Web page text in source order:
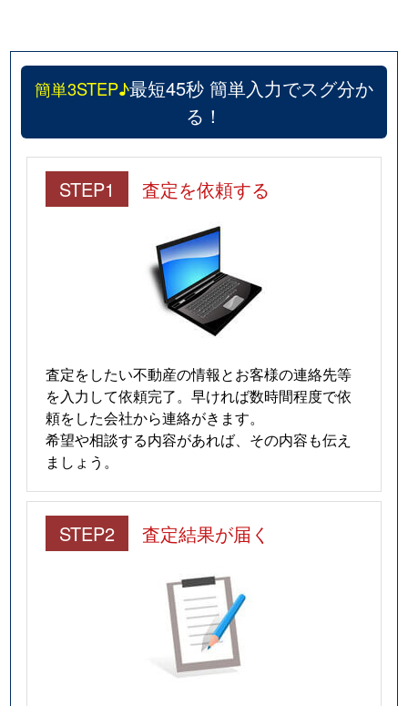
簡単3STEP♪最短45秒 簡単入力でスグ分か
る！
STEP1 査定を依頼する
査定をしたい不動産の情報とお客様の連絡先等
を入力して依頼完了。早ければ数時間程度で依
頼をした会社から連絡がきます。
希望や相談する内容があれば、その内容も伝え
ましょう。
STEP2 査定結果が届く